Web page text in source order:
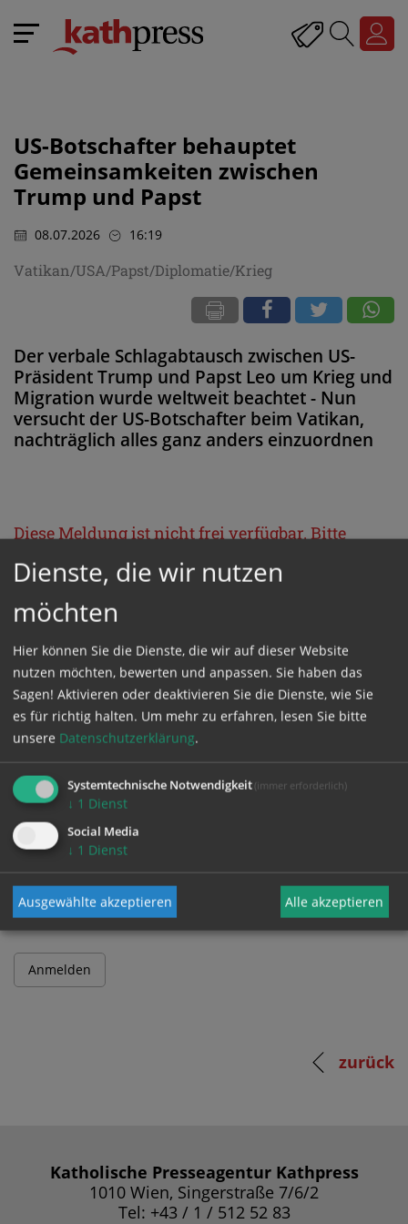
US-Botschafter behauptet
Gemeinsamkeiten zwischen
Trump und Papst
08.07.2026 16:19
Vatikan/USA/Papst/Diplomatie/Krieg
Der verbale Schlagabtausch zwischen US-
Präsident Trump und Papst Leo um Krieg und
Migration wurde weltweit beachtet - Nun
versucht der US-Botschafter beim Vatikan,
nachträglich alles ganz anders einzuordnen
Diese Meldung ist nicht frei verfügbar. Bitte
loggen Sie sich ein, oder bestellen Sie das
ProduktKathpress_online.
GESCHÜTZTER BEREICH
Bitte melden Sie sich mit Ihrem Benutzernamen
und Passwort an.
Benutzername
Passwort
zurück
Katholische Presseagentur Kathpress
1010 Wien, Singerstraße 7/6/2
Tel: +43 / 1 / 512 52 83
Dienste, die wir nutzen
möchten
Hier können Sie die Dienste, die wir auf dieser Website
nutzen möchten, bewerten und anpassen. Sie haben das
Sagen! Aktivieren oder deaktivieren Sie die Dienste, wie Sie
es für richtig halten. Um mehr zu erfahren, lesen Sie bitte
unsere Datenschutzerklärung.
Systemtechnische Notwendigkeit (immer erforderlich)
↓ 1 Dienst
Social Media
↓ 1 Dienst
Ausgewählte akzeptieren Alle akzeptieren